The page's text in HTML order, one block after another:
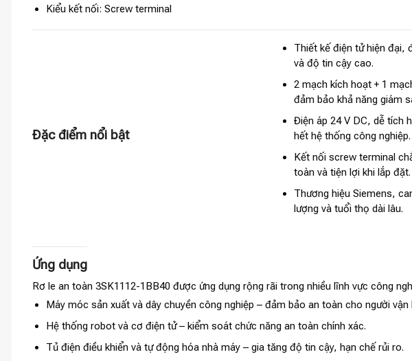
Kiểu kết nối: Screw terminal
Đặc điểm nổi bật
Thiết kế điện tử hiện đại,
và độ tin cậy cao.
2 mạch kích hoạt + 1
đảm bảo khả năng giám
Điện áp 24 V DC, dễ tích
hết hệ thống công nghiệp.
Kết nối screw terminal
toàn và tiện lợi khi lắp đặt.
Thương hiệu Siemens,
lượng và tuổi thọ dài lâu.
Ứng dụng
Rơ le an toàn 3SK1112-1BB40 được ứng dụng rộng rãi trong nhiều lĩnh vực công
Máy móc sản xuất và dây chuyền công nghiệp – đảm bảo an toàn cho người vận
Hệ thống robot và cơ điện tử – kiểm soát chức năng an toàn chính xác.
Tủ điện điều khiển và tự động hóa nhà máy – gia tăng độ tin cậy, hạn chế rủi ro.